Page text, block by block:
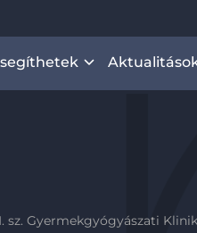
Gyermekgyógyászati